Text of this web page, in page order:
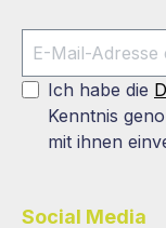
Ich habe die
Kenntnis
mit ihnen
Social Media